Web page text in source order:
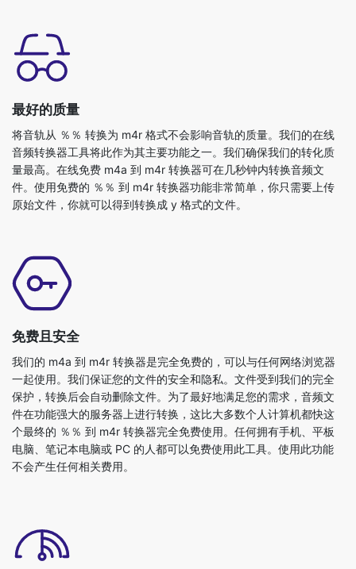
最好的质量
将音轨从 ％％ 转换为 m4r 格式不会影响音轨的质量。我们的在线
量最高。在线免费 m4a 到 m4r 转换器可在几秒钟内转换音频文
件。使用免费的 ％％ 到 m4r 转换器功能非常简单，你只需要上传
原始文件，你就可以得到转换成 y 格式的文件。
免费且安全
我们的 m4a 到 m4r 转换器是完全免费的，可以与任何网络浏览器
保护，转换后会自动删除文件。为了最好地满足您的需求，音频文
件在功能强大的服务器上进行转换，这比大多数个人计算机都快这
个最终的 ％％ 到 m4r 转换器完全免费使用。任何拥有手机、平板
电脑、笔记本电脑或 PC 的人都可以免费使用此工具。使用此功能
不会产生任何相关费用。
支持dropbox/上传文件